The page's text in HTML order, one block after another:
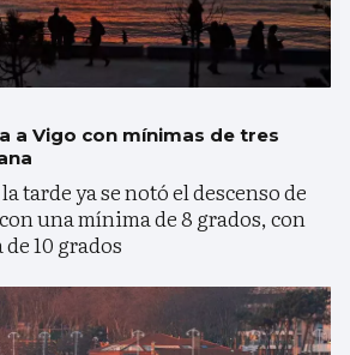
a Vigo con mínimas de tres
tarde ya se notó el descenso de
una mínima de 8 grados, con
10 grados